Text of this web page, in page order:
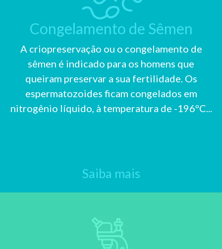
Congelamento de Sêmen
A criopreservação ou o congelamento de
sêmen é indicado para os homens que
queiram preservar a sua fertilidade. Os
espermatozoides ficam congelados em
nitrogênio líquido, à temperatura de -196ºC...
Saiba mais